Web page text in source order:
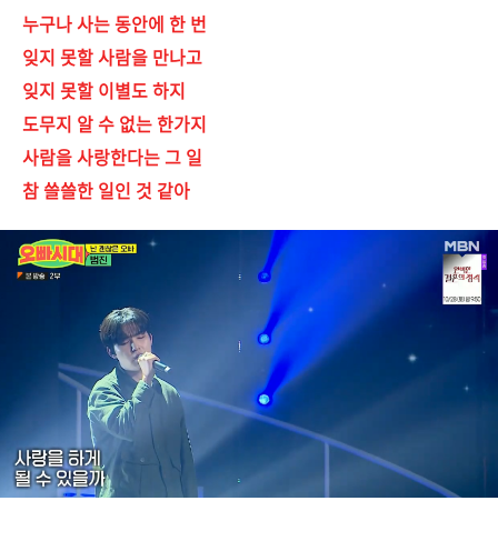
누구나 사는 동안에 한 번
잊지 못할 사람을 만나고
잊지 못할 이별도 하지
도무지 알 수 없는 한가지
사람을 사랑한다는 그 일
참 쓸쓸한 일인 것 같아